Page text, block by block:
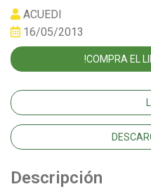
ACUEDI
16/05/2013
!COMPRA EL
Descripción